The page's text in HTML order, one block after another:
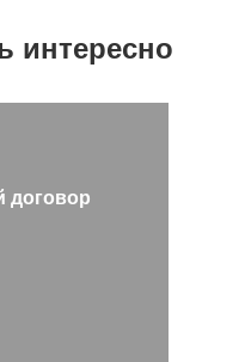
интересно
договор